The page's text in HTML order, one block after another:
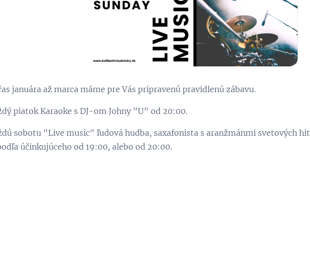
januára až marca máme pre Vás pripravenú pravidlenú zábavu.
piatok Karaoke s DJ-om Johny "U" od 20:00.
sobotu "Live music" ľudová hudba, saxafonista s aranžmánmi svetových
účinkujúceho od 19:00, alebo od 20:00.